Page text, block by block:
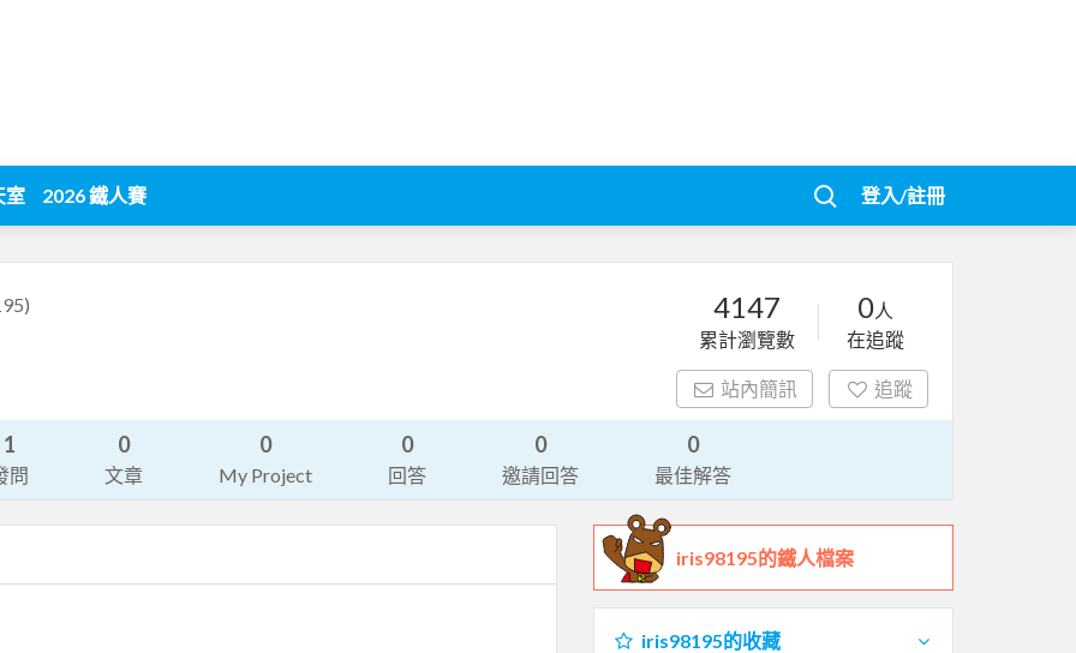
室 2026 鐵人賽 登入/註冊
4147
累計瀏覽數
0人
在追蹤
站內簡訊 追蹤
1
問
0
文章
0
My Project
0
回答
0
邀請回答
0
最佳解答
iris98195的鐵人檔案
iris98195的收藏